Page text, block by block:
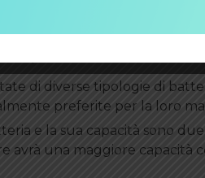
in wattora (Wh) o ampereora
sarà in grado di fornire
capacità della batteria della
di diverse tipologie di
preferite per la loro
e la sua capacità sono
avrà una maggiore capacità